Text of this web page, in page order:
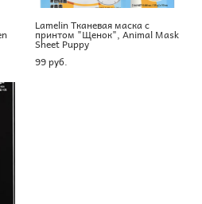
Lamelin Тканевая маска с
принтом "Щенок", Animal Mask
Sheet Puppy
99 pуб.